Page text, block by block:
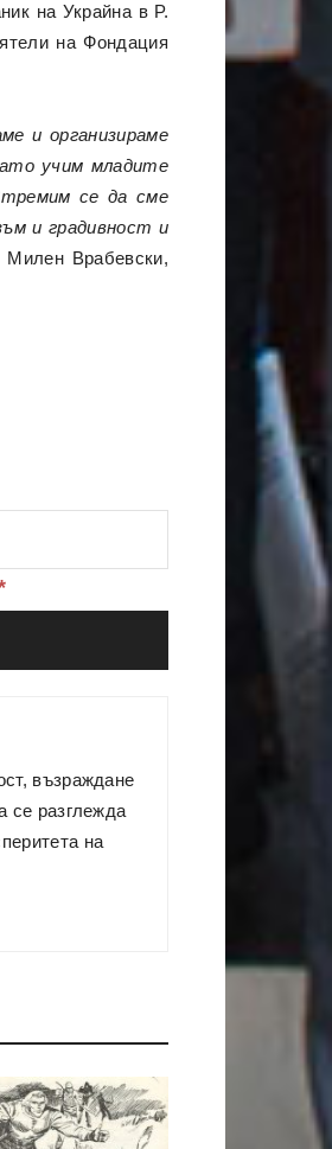
на Украйна в Р.
на Фондация
и организираме
учим младите
се да сме
и градивност и
Милен Врабевски,
възраждане
се разглежда
на